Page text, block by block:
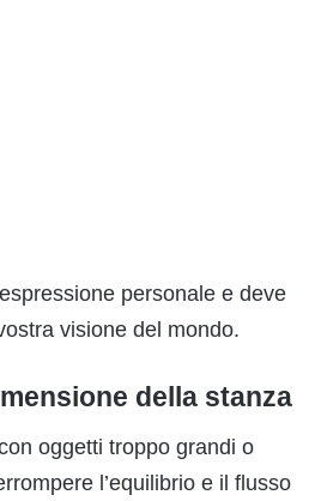
personale e deve
visione del mondo.
della stanza
oggetti troppo grandi o
l’equilibrio e il flusso